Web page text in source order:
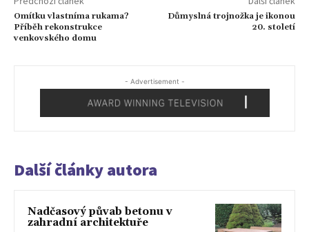
Omítku vlastníma rukama?
Příběh rekonstrukce
venkovského domu
Důmyslná trojnožka je ikonou
20. století
- Advertisement -
Další články autora
Nadčasový půvab betonu v
zahradní architektuře